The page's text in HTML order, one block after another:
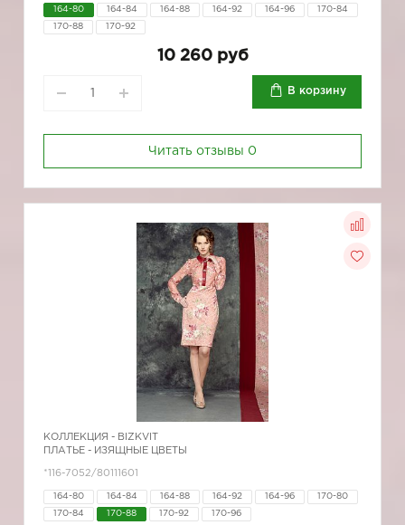
164-80 164-84 164-88 164-92 164-96 170-84
170-88 170-92
10 260 руб
В корзину
Читать отзывы 0
КОЛЛЕКЦИЯ - BIZKVIT
ПЛАТЬЕ - ИЗЯЩНЫЕ ЦВЕТЫ
*116-7052/80111601
164-80 164-84 164-88 164-92 164-96 170-80
170-84 170-88 170-92 170-96